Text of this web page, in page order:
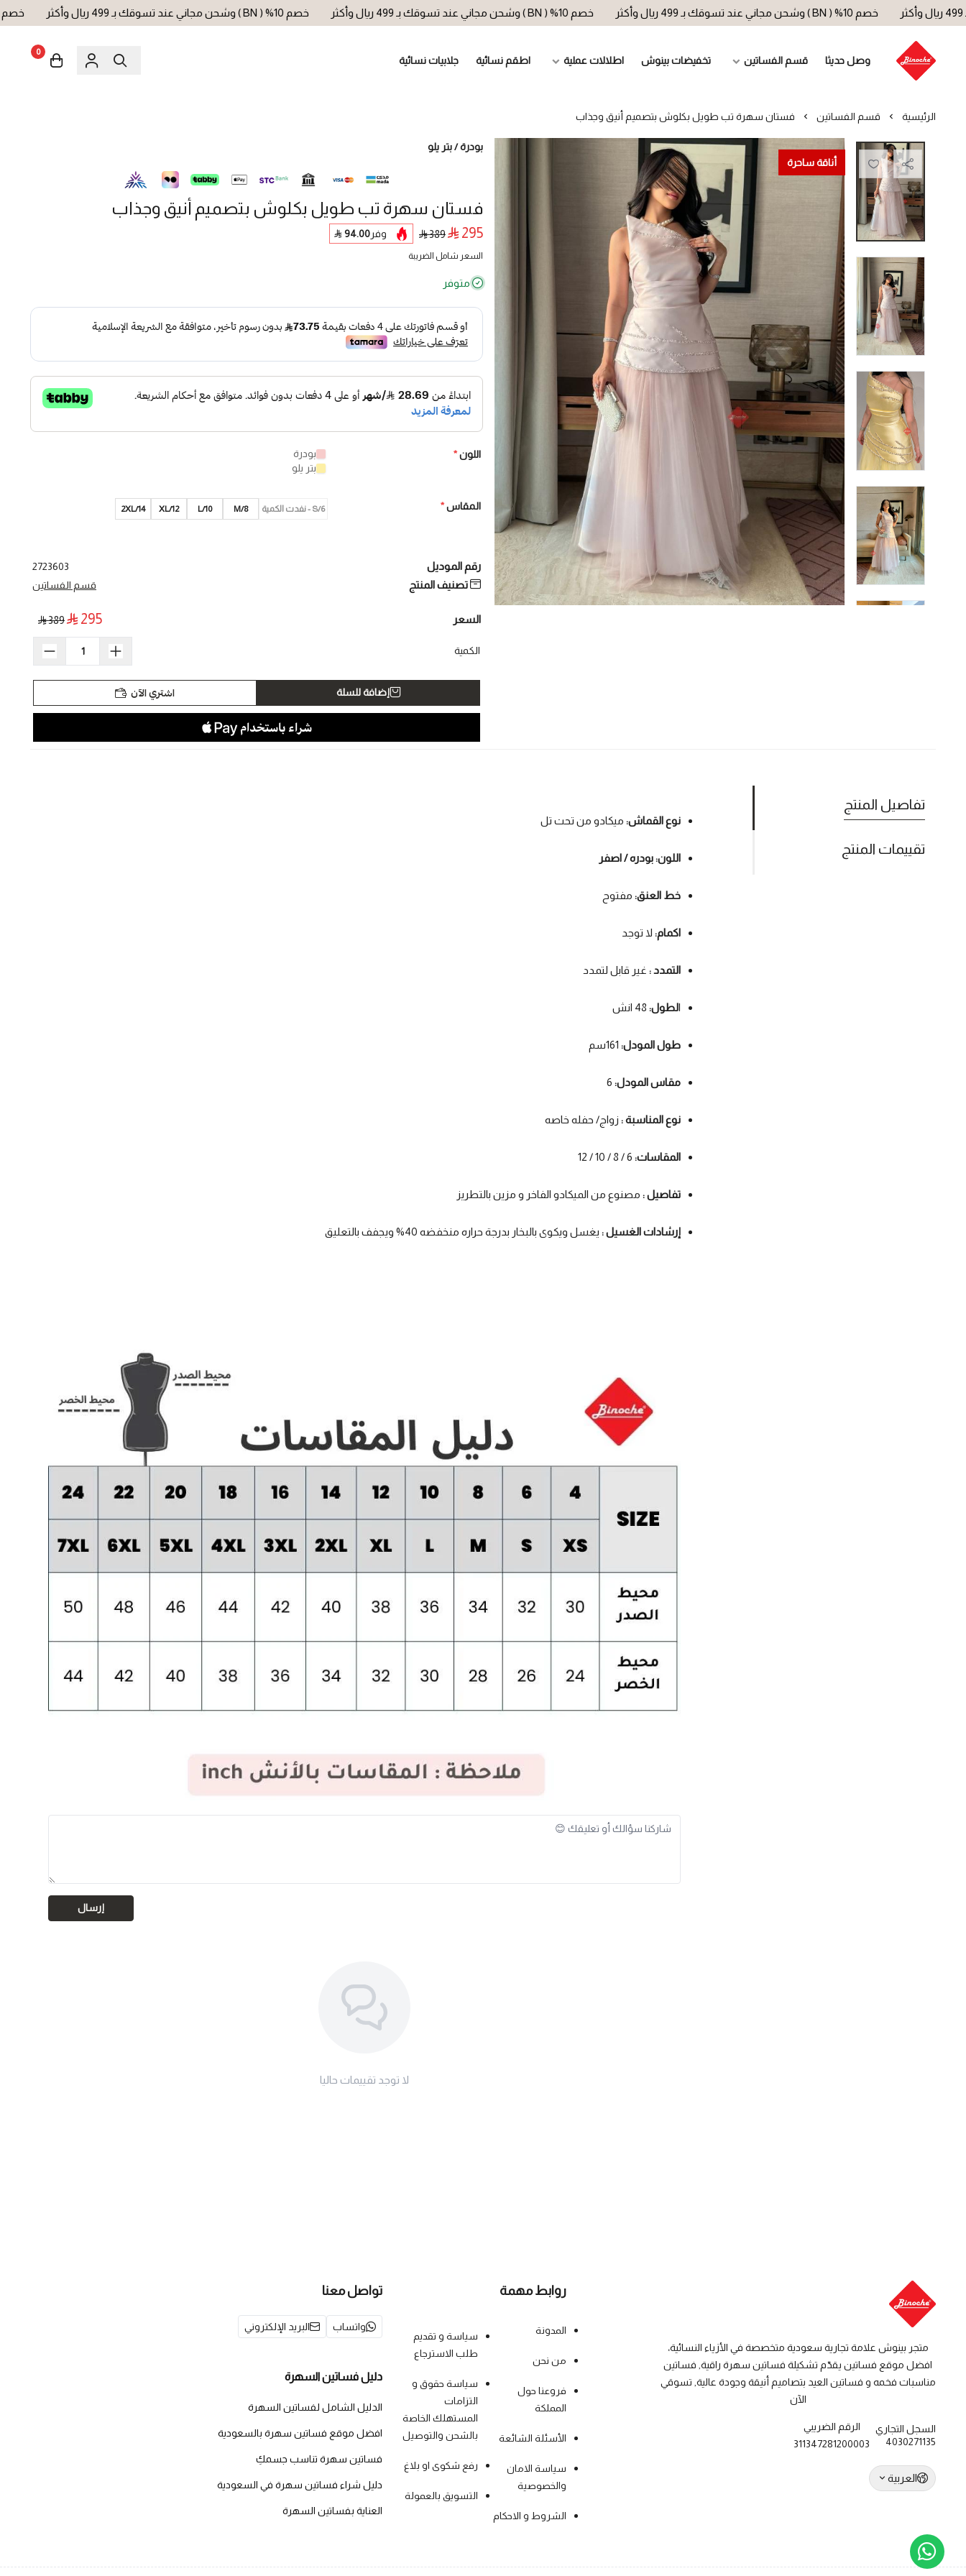
خصم 10% ( BN ) وشحن مجاني عند تسوقك بـ 499 ريال وأكثر خصم 10% ( BN ) وشحن مجاني عند تسوقك بـ 499 ريال وأكثر خصم 10% ( BN ) وشحن مجاني عند تسوقك بـ 499 ريال وأكثر خصم 10% ( BN ) وشحن مجاني عند تسوقك بـ 499 ريال وأكثر
وصل حديثا قسم الفساتين تخفيضات بينوش اطلالات عملية اطقم نسائية جلابيات نسائية
0
الرئيسية قسم الفساتين فستان سهرة تب طويل بكلوش بتصميم أنيق وجذاب
أناقة ساحرة
فستان سهرة تب طويل بكلوش بتصميم أنيق وجذاب
بودرة / بتر يلو
295
389 وفر94.00
السعر شامل الضريبة
متوفر
اللون*
بودرة
بتر يلو
المقاس* 6/S - نفدت الكمية 8/M
10/L
12/XL
2XL/14
رقم الموديل 2723603
تصنيف المنتج قسم الفساتين
السعر 295
389
الكمية
إضافة للسلة اشتري الآن
تفاصيل المنتج
تقييمات المنتج
نوع القماش: ميكادو من تحت تل
اللون: بودره / اصفر
خط العنق: مفتوح
اكمام: لا توجد
التمدد : غير قابل لتمدد
الطول: 48 انش
طول المودل: 161سم
مقاس المودل:
نوع المناسبة : زواج/ حفله خاصه
المقاسات: 6 / 8 / 10 / 12
تفاصيل : مصنوع من الميكادو الفاخر و مزين بالتطريز
إرشادات الغسيل : يغسل ويكوى بالبخار بدرجة حراره منخفضه 40% ويجفف بالتعليق
إرسال
لا توجد تقييمات حاليا
متجر بينوش علامة تجارية سعودية متخصصة في الأزياء النسائية،
افضل موقع فساتين يقدّم تشكيلة فساتين سهرة راقية, فساتين
مناسبات فخمه و فساتين العيد بتصاميم أنيقة وجودة عالية, تسوقي
الآن
السجل التجاري
4030271135
الرقم الضريبي
311347281200003
العربية
روابط مهمة
المدونة
من نحن
فروعنا حول
المملكة
الأسئلة الشائعة
سياسة الامان
والخصوصية
الشروط و الاحكام
سياسة و تقديم
طلب الاسترجاع
سياسة حقوق و
التزامات
المستهلك الخاصة
بالشحن والتوصيل
رفع شكوى او بلاغ
التسويق بالعمولة
تواصل معنا
واتساب البريد الإلكتروني
دليل فساتين السهرة
الدليل الشامل لفساتين السهرة
افضل موقع فساتين سهرة بالسعودية
فساتين سهرة تناسب جسمكِ
دليل شراء فساتين سهرة في السعودية
العناية بفساتين السهرة